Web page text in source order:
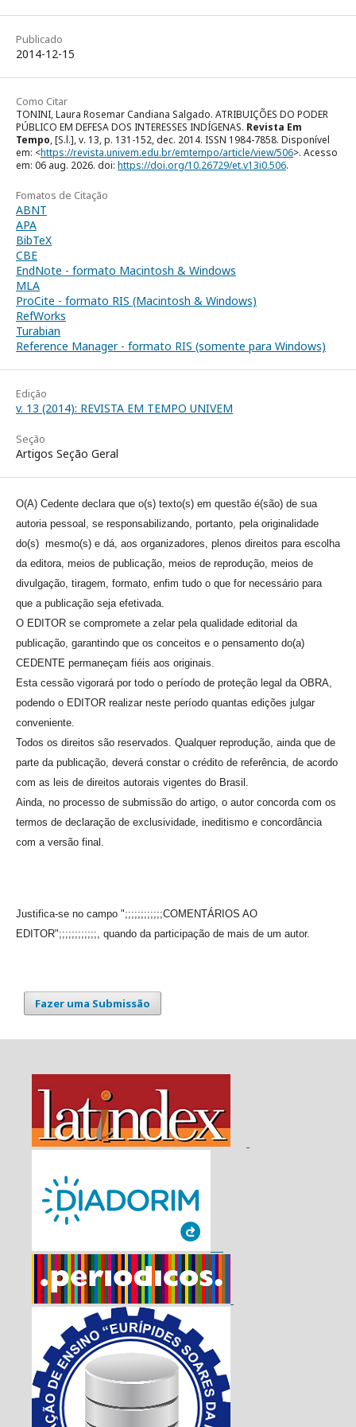
Publicado
2014-12-15
Como Citar
TONINI, Laura Rosemar Candiana Salgado. ATRIBUIÇÕES DO PODER
PÚBLICO EM DEFESA DOS INTERESSES INDÍGENAS. Revista Em
Tempo, [S.l.], v. 13, p. 131-152, dec. 2014. ISSN 1984-7858. Disponível
em: <https://revista.univem.edu.br/emtempo/article/view/506>. Acesso
em: 06 aug. 2026. doi: https://doi.org/10.26729/et.v13i0.506.
Fomatos de Citação
ABNT
APA
BibTeX
CBE
EndNote - formato Macintosh & Windows
MLA
ProCite - formato RIS (Macintosh & Windows)
RefWorks
Turabian
Reference Manager - formato RIS (somente para Windows)
Edição
v. 13 (2014): REVISTA EM TEMPO UNIVEM
Seção
Artigos Seção Geral
O(A) Cedente declara que o(s) texto(s) em questão é(são) de sua
autoria pessoal, se responsabilizando, portanto, pela originalidade
do(s) mesmo(s) e dá, aos organizadores, plenos direitos para escolha
da editora, meios de publicação, meios de reprodução, meios de
divulgação, tiragem, formato, enfim tudo o que for necessário para
que a publicação seja efetivada.
O EDITOR se compromete a zelar pela qualidade editorial da
publicação, garantindo que os conceitos e o pensamento do(a)
CEDENTE permaneçam fiéis aos originais.
Esta cessão vigorará por todo o período de proteção legal da OBRA,
podendo o EDITOR realizar neste período quantas edições julgar
conveniente.
Todos os direitos são reservados. Qualquer reprodução, ainda que de
parte da publicação, deverá constar o crédito de referência, de acordo
com as leis de direitos autorais vigentes do Brasil.
Ainda, no processo de submissão do artigo, o autor concorda com os
termos de declaração de exclusividade, ineditismo e concordância
com a versão final.
Justifica-se no campo ";;;;;;;;;;;;COMENTÁRIOS AO
EDITOR";;;;;;;;;;;;, quando da participação de mais de um autor.
Fazer uma Submissão